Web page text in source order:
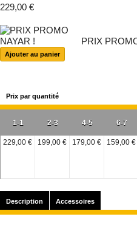
229,00 €
PRIX
Prix par quantité
1-1 2-3 4-5 6-7
229,00 € 199,00 € 179,00 € 159,00 €
Description Accessoires